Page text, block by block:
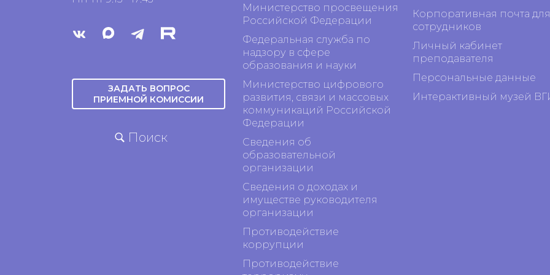
ЗАДАТЬ ВОПРОС
ПРИЕМНОЙ КОМИССИИ
Поиск
Министерство просвещения
Российской Федерации
Федеральная служба по
надзору в сфере
образования и науки
Министерство цифрового
развития, связи и массовых
коммуникаций Российской
Федерации
Сведения об
образовательной
организации
Сведения о доходах и
имуществе руководителя
организации
Противодействие
коррупции
Противодействие
Корпоративная почта для
сотрудников
Личный кабинет
преподавателя
Персональные данные
Интерактивный музей